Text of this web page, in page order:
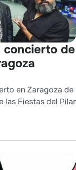
concierto de
en Zaragoza de
las Fiestas del Pilar